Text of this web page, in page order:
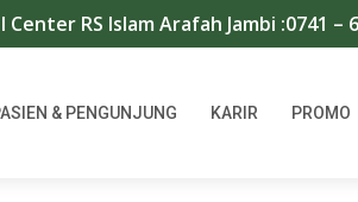
RS Islam Arafah Jambi :0741 –
& PENGUNJUNG KARIR PROMO